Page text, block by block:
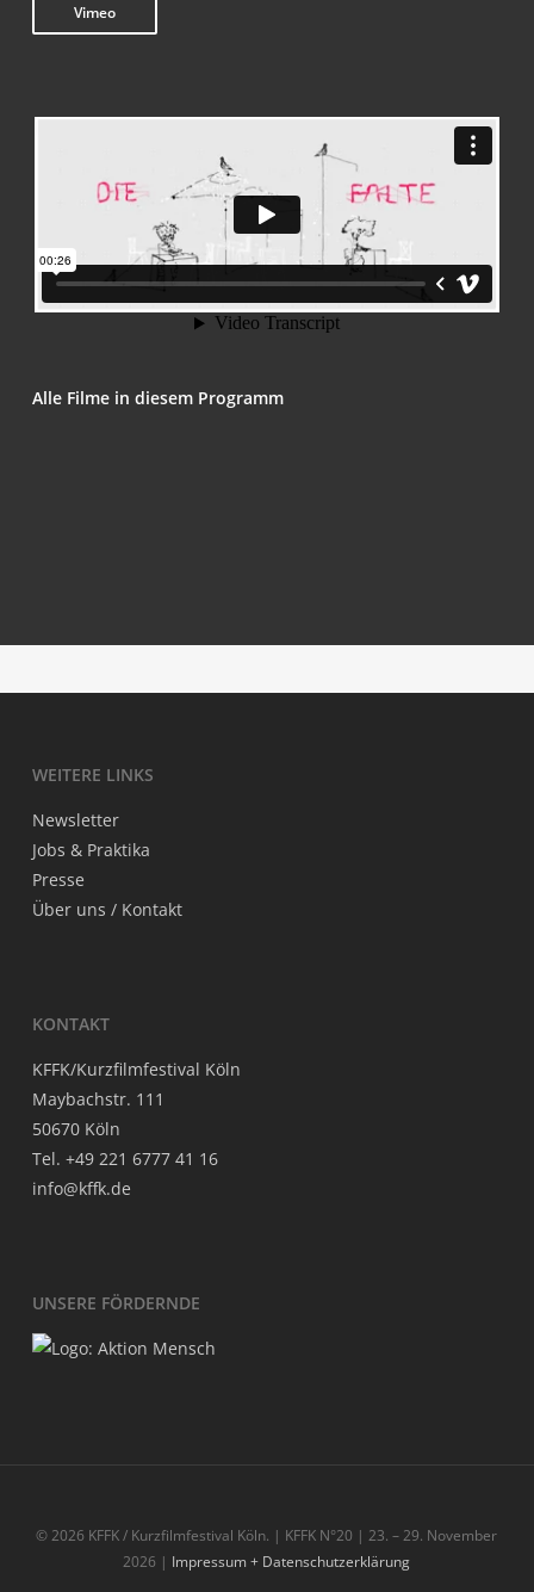
Vimeo
Alle Fil­me in die­sem Programm
WEI­TE­RE LINKS
News­let­ter
Jobs & Praktika
Pres­se
Über uns / Kontakt
KON­TAKT
KFFK/Kurzfilmfestival Köln
May­bach­str. 111
50670 Köln
Tel. +49 221 6777 41 16
info@kffk.de
UNSE­RE FÖRDERNDE
© 2026 KFFK / Kurzfilmfestival Köln. | KFFK N°20 | 23. – 29. November
2026 | Impressum + Datenschutzerklärung